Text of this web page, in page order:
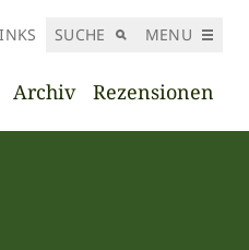
SUCHE MENU
Archiv Rezensionen